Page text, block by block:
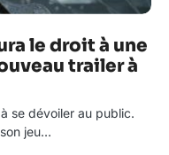
le droit à une
trailer à
se dévoiler au public.
jeu…